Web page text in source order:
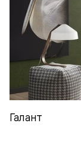
Галант